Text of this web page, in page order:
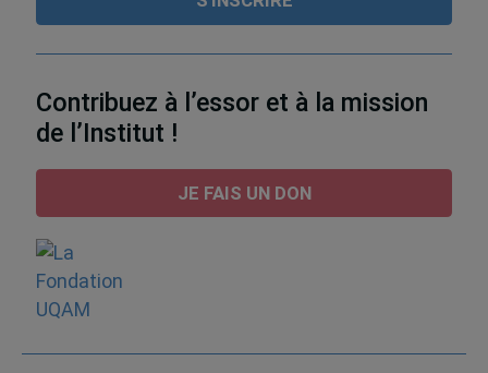
Contribuez à l’essor et à la mission
de l’Institut !
JE FAIS UN DON